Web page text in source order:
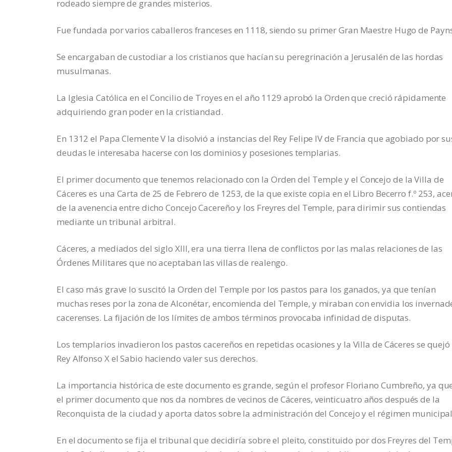
rodeado siempre de grandes misterios.
Fue fundada por varios caballeros franceses en 1118, siendo su primer Gran Maestre Hugo de
Se encargaban de custodiar a los cristianos que hacían su peregrinación a Jerusalén de las hordas
musulmanas.
La Iglesia Católica en el Concilio de Troyes en el año 1129 aprobó la Orden que creció rápidamente
adquiriendo gran poder en la cristiandad.
En 1312 el Papa Clemente V la disolvió a instancias del Rey Felipe IV de Francia que agobiado por
deudas le interesaba hacerse con los dominios y posesiones templarias.
El primer documento que tenemos relacionado con la Orden del Temple y el Concejo de la Villa de
Cáceres es una Carta de 25 de Febrero de 1253, de la que existe copia en el Libro Becerro f.º 253,
de la avenencia entre dicho Concejo Cacereño y los Freyres del Temple, para dirimir sus contiendas
mediante un tribunal arbitral.
Cáceres, a mediados del siglo XIII, era una tierra llena de conflictos por las malas relaciones de las
Órdenes Militares que no aceptaban las villas de realengo.
El caso más grave lo suscitó la Orden del Temple por los pastos para los ganados, ya que tenían
muchas reses por la zona de Alconétar, encomienda del Temple, y miraban con envidia los
cacerenses. La fijación de los límites de ambos términos provocaba infinidad de disputas.
Los templarios invadieron los pastos cacereños en repetidas ocasiones y la Villa de Cáceres se quejó
Rey Alfonso X el Sabio haciendo valer sus derechos.
La importancia histórica de este documento es grande, según el profesor Floriano Cumbreño, ya
el primer documento que nos da nombres de vecinos de Cáceres, veinticuatro años después de la
Reconquista de la ciudad y aporta datos sobre la administración del Concejo y el régimen
En el documento se fija el tribunal que decidiría sobre el pleito, constituido por dos Freyres del